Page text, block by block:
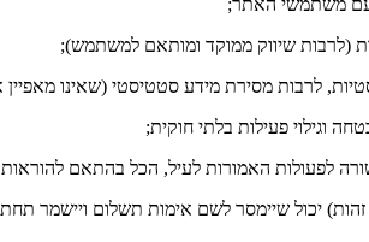
זהות) יכול שיימסר לשם אימות תשלום ויישמר